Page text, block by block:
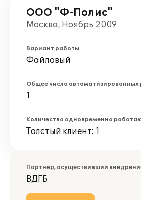
ООО "Ф-Полис"
Москва, Ноябрь 2009
Вариант работы
Файловый
Общее число автоматизированных
1
Количество одновременно
Толстый клиент: 1
Партнер, осуществивший
ВДГБ